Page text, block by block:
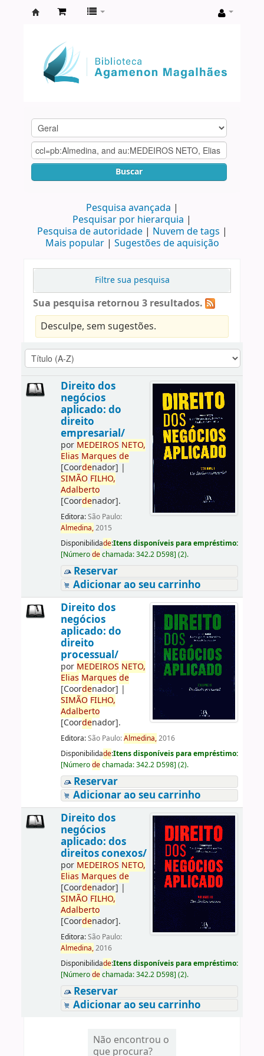
Agamenon
Magalhães
Buscar
Pesquisa avançada
Pesquisar por hierarquia
Pesquisa de autoridade
Nuvem de tags
Mais popular
Sugestões de aquisição
Filtre sua pesquisa
Sua pesquisa retornou 3 resultados.
Desculpe, sem sugestões.
Direito dos
negócios
aplicado: do
direito
empresarial/
por MEDEIROS NETO,
Elias Marques de
[Coordenador] |
SIMÃO FILHO,
Adalberto
[Coordenador].
Editora:São Paulo:
Almedina,2015
Disponibilidade:Itens disponíveis para empréstimo:
[Númerodechamada:342.2 D598] (2).
Reservar
Adicionar ao seu carrinho
Direito dos
negócios
aplicado: do
direito
processual/
por MEDEIROS NETO,
Elias Marques de
[Coordenador] |
SIMÃO FILHO,
Adalberto
[Coordenador].
Editora:São Paulo:Almedina,2016
Disponibilidade:Itens disponíveis para empréstimo:
[Númerodechamada:342.2 D598] (2).
Reservar
Adicionar ao seu carrinho
Direito dos
negócios
aplicado: dos
direitos conexos/
por MEDEIROS NETO,
Elias Marques de
[Coordenador] |
SIMÃO FILHO,
Adalberto
[Coordenador].
Editora:São Paulo:
Almedina,2016
Disponibilidade:Itens disponíveis para empréstimo:
[Númerodechamada:342.2 D598] (2).
Reservar
Adicionar ao seu carrinho
Não encontrou o
que procura?